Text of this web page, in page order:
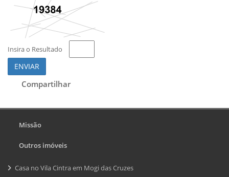
Insira o Resultado
ENVIAR
Compartilhar
Missão
Outros imóveis
Casa no Vila Cintra em Mogi das Cruzes